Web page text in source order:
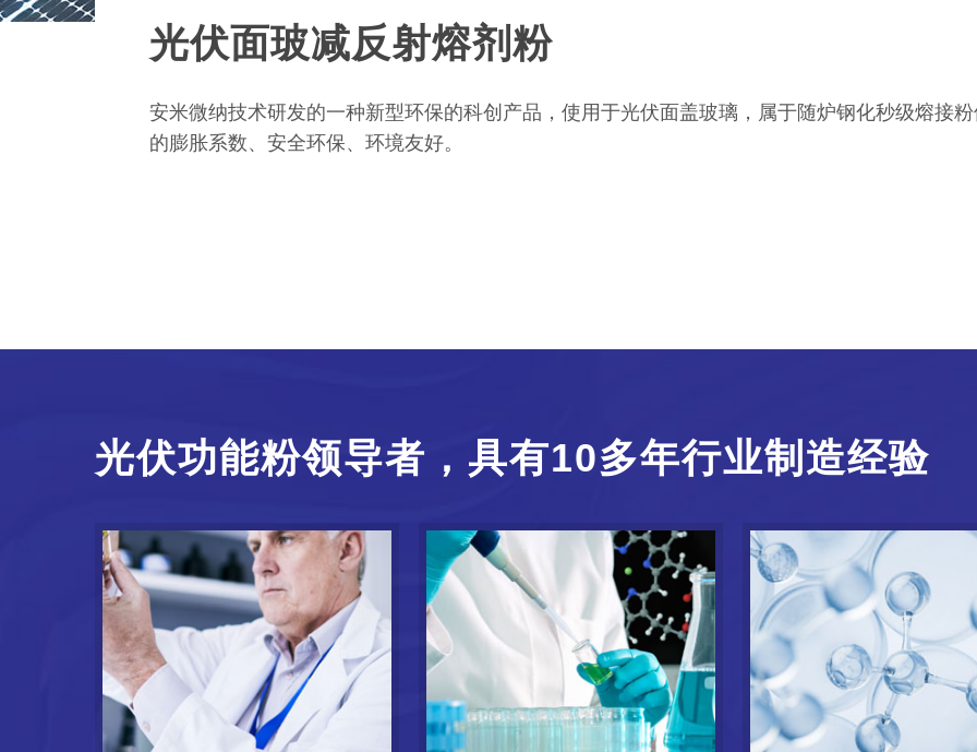
光伏面玻减反射熔剂粉
安米微纳技术研发的一种新型环保的科创产品，使用于光伏面盖玻璃，属于随炉钢化秒级熔接
的膨胀系数、安全环保、环境友好。
光伏功能粉领导者，具有10多年行业制造经验